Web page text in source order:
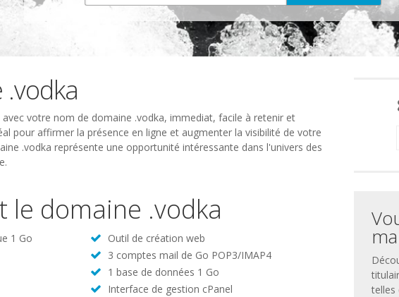
votre nom de domaine .vodka, immediat, facile à retenir et
pour affirmer la présence en ligne et augmenter la visibilité de votre
.vodka représente une opportunité intéressante dans l'univers des
le domaine .vodka
1 Go
Outil de création web
3 comptes mail de Go POP3/IMAP4
1 base de données 1 Go
Interface de gestion cPanel
telles